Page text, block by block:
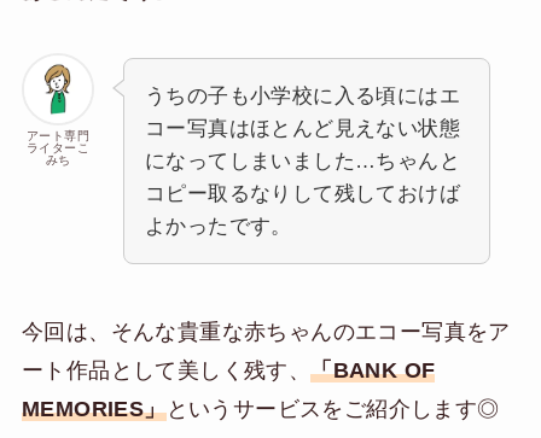
アート専門
ライターこ
みち
うちの子も小学校に入る頃にはエ
コー写真はほとんど見えない状態
になってしまいました…ちゃんと
コピー取るなりして残しておけば
よかったです。
今回は、そんな貴重な赤ちゃんのエコー写真をア
ート作品として美しく残す、「BANK OF
MEMORIES」というサービスをご紹介します◎